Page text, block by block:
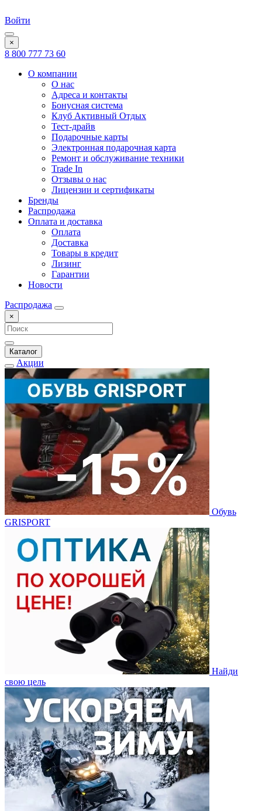
Войти
×
8 800 777 73 60
О компании
О нас
Адреса и контакты
Бонусная система
Клуб Активный Отдых
Тест-драйв
Подарочные карты
Электронная подарочная карта
Ремонт и обслуживание техники
Trade In
Отзывы о нас
Лицензии и сертификаты
Бренды
Распродажа
Оплата и доставка
Оплата
Доставка
Товары в кредит
Лизинг
Гарантии
Новости
Распродажа
×
Каталог
Акции
Обувь
GRISPORT
Найди
свою цель